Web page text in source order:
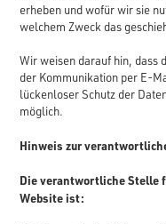
erheben und wofür wir sie
welchem Zweck das
Wir weisen darauf hin, dass
der Kommunikation per E-
lückenloser Schutz der
möglich.
Hinweis zur
Die verantwortliche Stelle
Website ist: